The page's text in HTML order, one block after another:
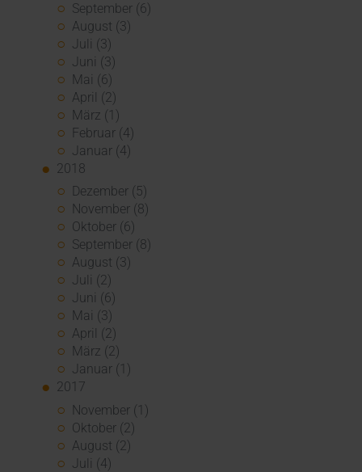
September (6)
August (3)
Juli (3)
Juni (3)
Mai (6)
April (2)
März (1)
Februar (4)
Januar (4)
2018
Dezember (5)
November (8)
Oktober (6)
September (8)
August (3)
Juli (2)
Juni (6)
Mai (3)
April (2)
März (2)
Januar (1)
2017
November (1)
Oktober (2)
August (2)
Juli (4)